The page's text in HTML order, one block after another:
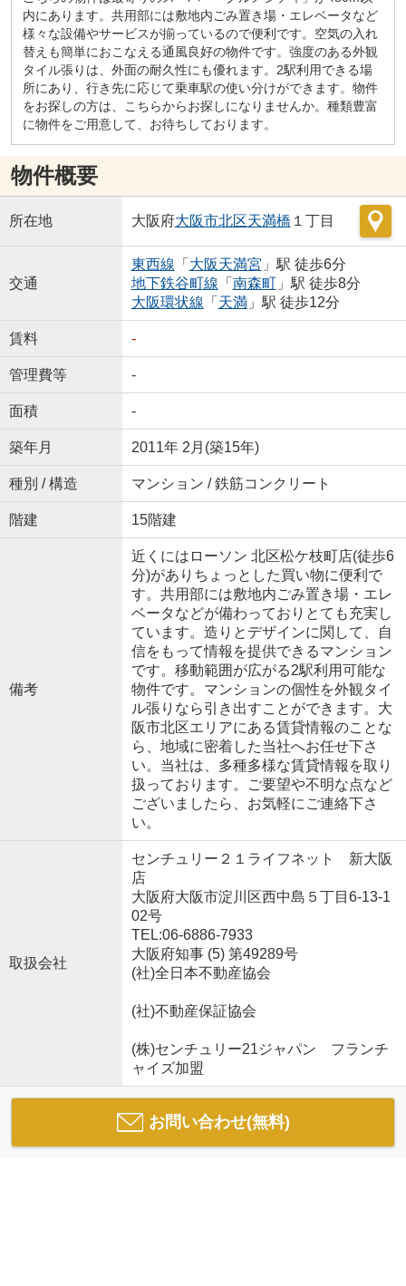
内にあります。共用部には敷地内ごみ置き場・エレベータなど
様々な設備やサービスが揃っているので便利です。空気の入れ
替えも簡単におこなえる通風良好の物件です。強度のある外観
タイル張りは、外面の耐久性にも優れます。2駅利用できる場
所にあり、行き先に応じて乗車駅の使い分けができます。物件
をお探しの方は、こちらからお探しになりませんか。種類豊富
に物件をご用意して、お待ちしております。
物件概要
所在地 大阪府大阪市北区天満橋 １丁目
交通
東西線 「 大阪天満宮 」駅 徒歩6分
地下鉄谷町線 「 南森町」駅 徒歩8分
大阪環状線 「 天満」駅 徒歩12分
賃料 -
管理費等 -
面積 -
築年月 2011年 2月(築15年)
種別 / 構造 マンション / 鉄筋コンクリート
階建 15階建
備考
近くにはローソン 北区松ケ枝町店(徒歩6
分)がありちょっとした買い物に便利で
す。共用部には敷地内ごみ置き場・エレ
ベータなどが備わっておりとても充実し
ています。造りとデザインに関して、自
信をもって情報を提供できるマンション
です。移動範囲が広がる2駅利用可能な
物件です。マンションの個性を外観タイ
ル張りなら引き出すことができます。大
阪市北区エリアにある賃貸情報のことな
ら、地域に密着した当社へお任せ下さ
い。当社は、多種多様な賃貸情報を取り
扱っております。ご要望や不明な点など
ございましたら、お気軽にご連絡下さ
い。
取扱会社
センチュリー２１ライフネット 新大阪
店
大阪府大阪市淀川区西中島５丁目6-13-1
02号
TEL:06-6886-7933
大阪府知事 (5) 第49289号
(社)全日本不動産協会
(社)不動産保証協会
(株)センチュリー21ジャパン フランチ
ャイズ加盟
お問い合わせ(無料)